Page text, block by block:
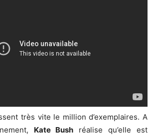
très vite le million d’exemplaires. A
Kate Bush réalise qu’elle est